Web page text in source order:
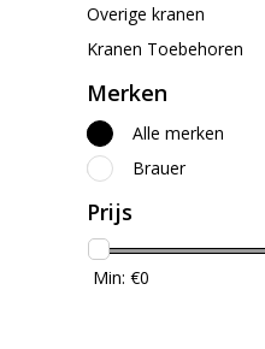
Overige kranen
Kranen Toebehoren
Merken
Alle merken
Brauer
Prijs
Min: €0